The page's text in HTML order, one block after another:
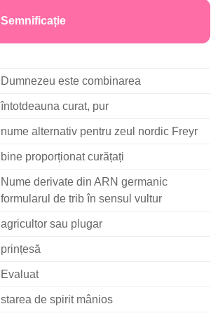
Semnificație
Dumnezeu este combinarea
întotdeauna curat, pur
nume alternativ pentru zeul nordic Freyr
bine proporționat curățați
Nume derivate din ARN germanic
formularul de trib în sensul vultur
agricultor sau plugar
prințesă
Evaluat
starea de spirit mânios